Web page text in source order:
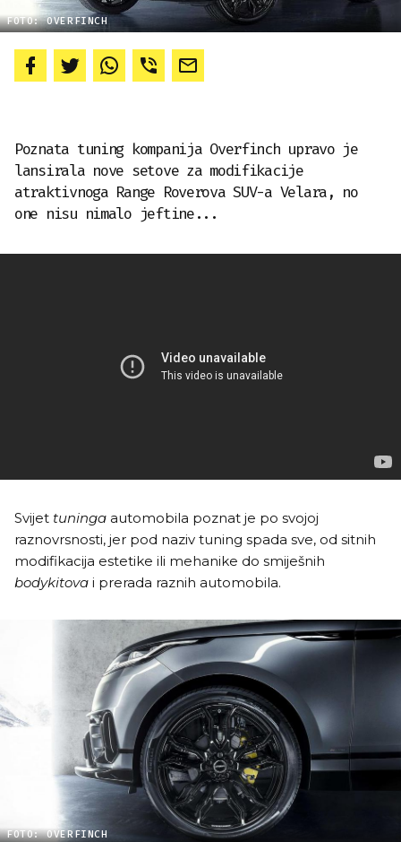
FOTO: OVERFINCH
Poznata tuning kompanija Overfinch upravo je
lansirala nove setove za modifikacije
atraktivnoga Range Roverova SUV-a Velara, no
one nisu nimalo jeftine...
Svijet tuninga automobila poznat je po svojoj
raznovrsnosti, jer pod naziv tuning spada sve, od sitnih
modifikacija estetike ili mehanike do smiješnih
bodykitova i prerada raznih automobila.
FOTO: OVERFINCH